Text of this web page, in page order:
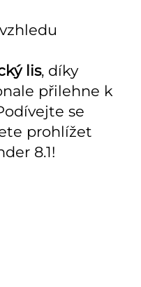
lis, díky
přilehne k
se
prohlížet
8.1!